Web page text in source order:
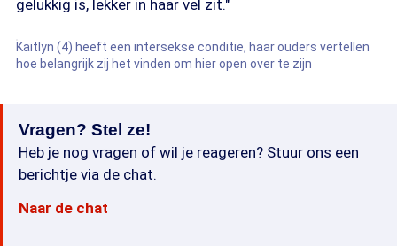
gelukkig is, lekker in haar vel zit."
Kaitlyn (4) heeft een intersekse conditie, haar ouders vertellen
hoe belangrijk zij het vinden om hier open over te zijn
Vragen? Stel ze!
Heb je nog vragen of wil je reageren? Stuur ons een
berichtje via de chat.
Naar de chat